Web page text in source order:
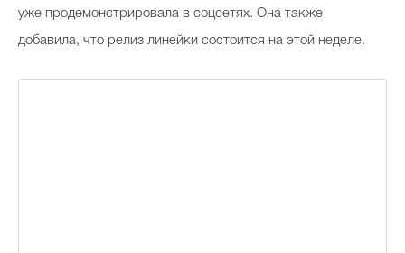
уже продемонстрировала в соцсетях. Она также
добавила, что релиз линейки состоится на этой неделе.